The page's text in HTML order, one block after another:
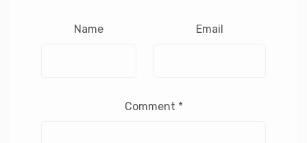
Name Email
Comment *